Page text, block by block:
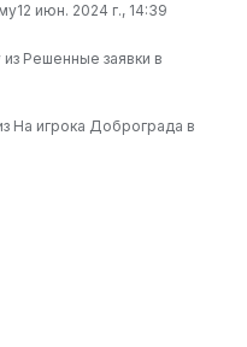
12 июн. 2024 г., 14:39
Решенные заявки в
На игрока Доброграда в